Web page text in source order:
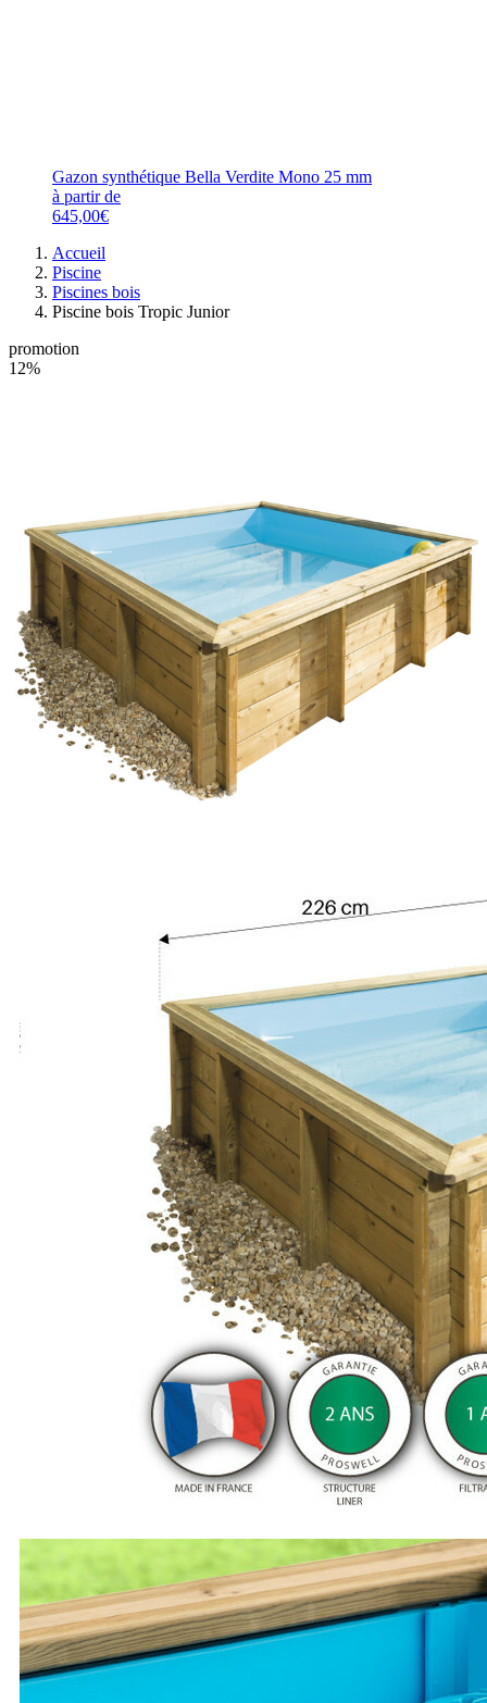
Gazon synthétique Bella Verdite Mono 25 mm
à partir de
645,00€
Accueil
Piscine
Piscines bois
Piscine bois Tropic Junior
promotion
12%